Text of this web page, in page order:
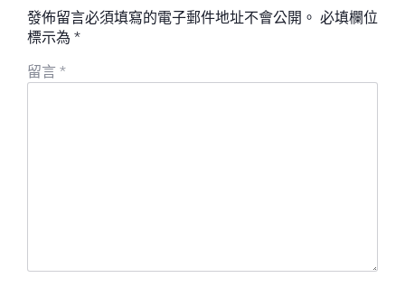
發佈留言必須填寫的電子郵件地址不會公開。 必填欄位
標示為 *
留言 *